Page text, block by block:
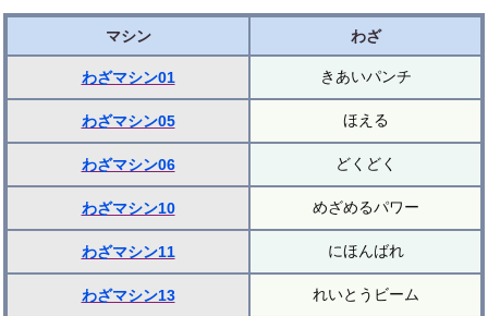
マシン わざ
わざマシン01 きあいパンチ
わざマシン05 ほえる
わざマシン06 どくどく
わざマシン10 めざめるパワー
わざマシン11 にほんばれ
わざマシン13 れいとうビーム